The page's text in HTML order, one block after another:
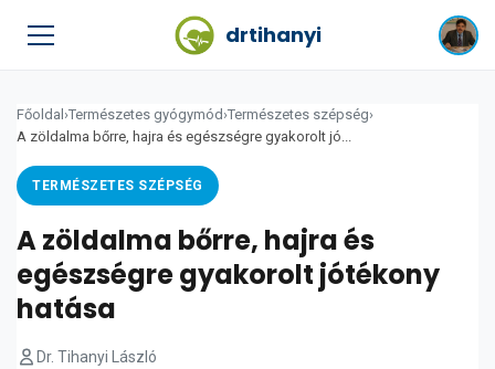
drtihanyi
Főoldal ›Természetes gyógymód ›Természetes szépség›
A zöldalma bőrre, hajra és egészségre gyakorolt jó...
TERMÉSZETES SZÉPSÉG
A zöldalma bőrre, hajra és
egészségre gyakorolt jótékony
hatása
Dr. Tihanyi László